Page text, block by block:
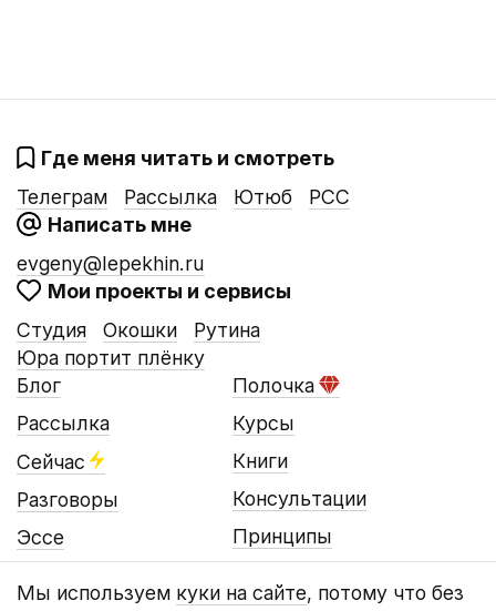
Мы используем куки на сайте, потому что без
Где меня читать и смотреть
Телеграм
Рассылка Ютюб
РСС
Написать мне
evgeny@lepekhin.ru
Мои проекты и сервисы
Студия
Окошки
Юра портит плёнку
Рутина
Блог
Рассылка
Сейчас
Разговоры
Эссе
Полочка
Курсы
Книги
Консультации
Принципы